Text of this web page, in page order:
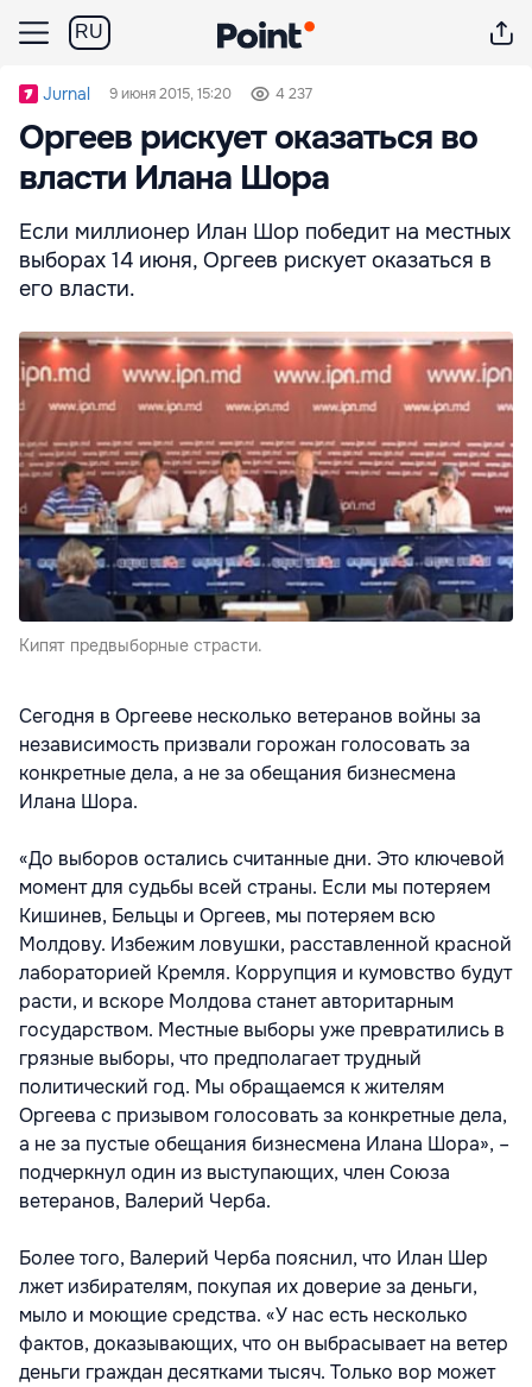
RU
Jurnal 9 июня 2015, 15:20 4 237
Оргеев рискует оказаться во
власти Илана Шора
Если миллионер Илан Шор победит на местных
выборах 14 июня, Оргеев рискует оказаться в
его власти.
Кипят предвыборные страсти.
Сегодня в Оргееве несколько ветеранов войны за
независимость призвали горожан голосовать за
конкретные дела, а не за обещания бизнесмена
Илана Шора.
«До выборов остались считанные дни. Это ключевой
момент для судьбы всей страны. Если мы потеряем
Кишинев, Бельцы и Оргеев, мы потеряем всю
Молдову. Избежим ловушки, расставленной красной
лабораторией Кремля. Коррупция и кумовство будут
расти, и вскоре Молдова станет авторитарным
государством. Местные выборы уже превратились в
грязные выборы, что предполагает трудный
политический год. Мы обращаемся к жителям
Оргеева с призывом голосовать за конкретные дела,
а не за пустые обещания бизнесмена Илана Шора», –
подчеркнул один из выступающих, член Союза
ветеранов, Валерий Черба.
Более того, Валерий Черба пояснил, что Илан Шер
лжет избирателям, покупая их доверие за деньги,
мыло и моющие средства. «У нас есть несколько
фактов, доказывающих, что он выбрасывает на ветер
деньги граждан десятками тысяч. Только вор может